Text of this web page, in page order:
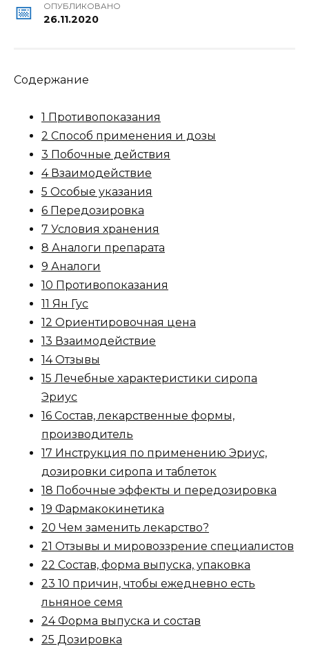
ОПУБЛИКОВАНО
26.11.2020
Содержание
1 Противопоказания
2 Способ применения и дозы
3 Побочные действия
4 Взаимодействие
5 Особые указания
6 Передозировка
7 Условия хранения
8 Аналоги препарата
9 Аналоги
10 Противопоказания
11 Ян Гус
12 Ориентировочная цена
13 Взаимодействие
14 Отзывы
15 Лечебные характеристики сиропа
Эриус
16 Состав, лекарственные формы,
производитель
17 Инструкция по применению Эриус,
дозировки сиропа и таблеток
18 Побочные эффекты и передозировка
19 Фармакокинетика
20 Чем заменить лекарство?
21 Отзывы и мировоззрение специалистов
22 Состав, форма выпуска, упаковка
23 10 причин, чтобы ежедневно есть
льняное семя
24 Форма выпуска и состав
25 Дозировка